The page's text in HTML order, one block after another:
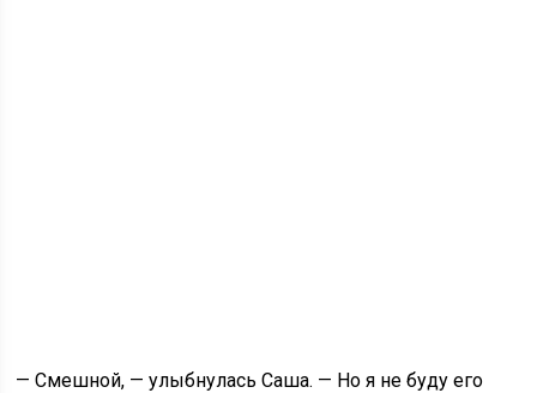
— Смешной, — улыбнулась Саша. — Но я не буду его